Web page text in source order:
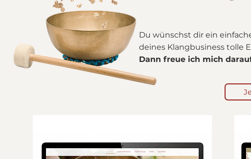
Du wünschst dir ein
deines Klangbusiness tolle
Dann freue ich mich